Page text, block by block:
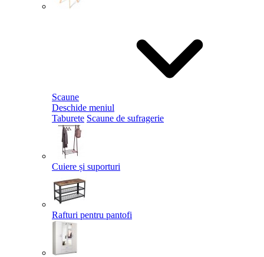
Scaune
Deschide meniul
Taburete Scaune de sufragerie
Cuiere și suporturi
Rafturi pentru pantofi